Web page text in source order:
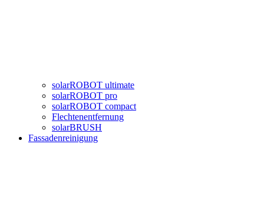
solarROBOT ultimate
solarROBOT pro
solarROBOT compact
Flechtenentfernung
solarBRUSH
Fassadenreinigung